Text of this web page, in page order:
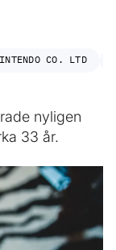
CO. LTD
nyligen
33 år.